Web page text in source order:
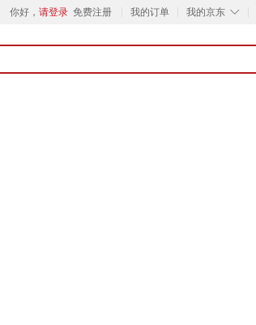
你好， 请登录 免费注册 我的订单 ◇
我的京东